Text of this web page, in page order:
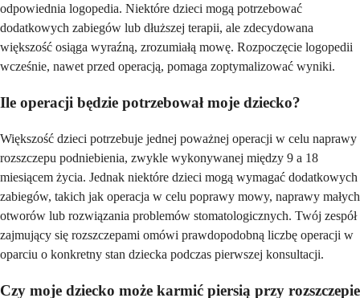
odpowiednia logopedia. Niektóre dzieci mogą potrzebować
dodatkowych zabiegów lub dłuższej terapii, ale zdecydowana
większość osiąga wyraźną, zrozumiałą mowę. Rozpoczęcie logopedii
wcześnie, nawet przed operacją, pomaga zoptymalizować wyniki.
Ile operacji będzie potrzebował moje dziecko?
Większość dzieci potrzebuje jednej poważnej operacji w celu naprawy
rozszczepu podniebienia, zwykle wykonywanej między 9 a 18
miesiącem życia. Jednak niektóre dzieci mogą wymagać dodatkowych
zabiegów, takich jak operacja w celu poprawy mowy, naprawy małych
otworów lub rozwiązania problemów stomatologicznych. Twój zespół
zajmujący się rozszczepami omówi prawdopodobną liczbę operacji w
oparciu o konkretny stan dziecka podczas pierwszej konsultacji.
Czy moje dziecko może karmić piersią przy rozszczepie